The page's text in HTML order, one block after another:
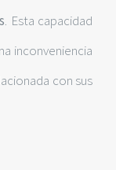
. Esta capacidad
inconveniencia
con sus